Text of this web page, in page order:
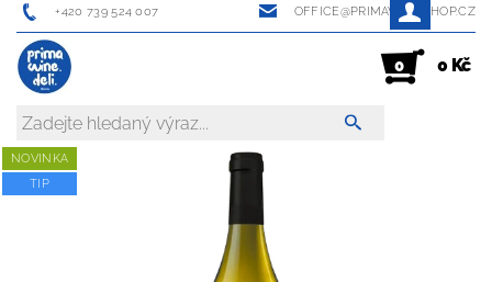
+420 739 524 007 OFFICE@PRIMAWINESHOP.CZ
0 0 Kč
NOVINKA
TIP